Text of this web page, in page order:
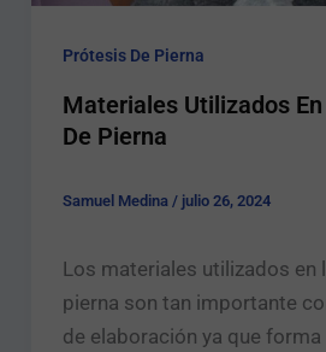
Prótesis De Pierna
Materiales Utilizados
De Pierna
Samuel Medina / julio 26, 2024
Los materiales utilizados en
pierna son tan importante
de elaboración ya que